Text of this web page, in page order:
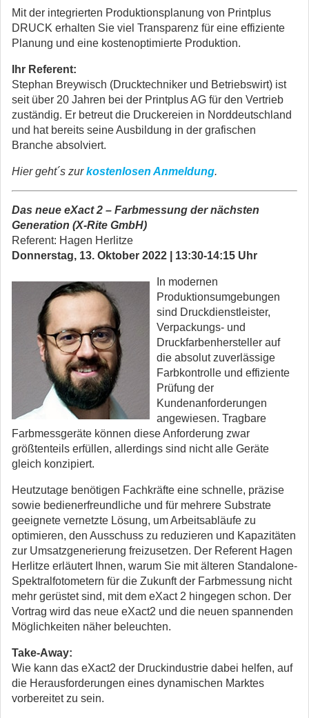
Mit der integrierten Produktionsplanung von Printplus
DRUCK erhalten Sie viel Transparenz für eine effiziente
Planung und eine kostenoptimierte Produktion.
Ihr Referent:
Stephan Breywisch (Drucktechniker und Betriebswirt) ist
seit über 20 Jahren bei der Printplus AG für den Vertrieb
zuständig. Er betreut die Druckereien in Norddeutschland
und hat bereits seine Ausbildung in der grafischen
Branche absolviert.
Hier geht´s zurkostenlosen Anmeldung.
Das neue eXact 2 – Farbmessung der nächsten
Generation (X-Rite GmbH)
Referent: Hagen Herlitze
Donnerstag, 13. Oktober 2022 | 13:30-14:15 Uhr
In modernen
Produktionsumgebungen
sind Druckdienstleister,
Verpackungs- und
Druckfarbenhersteller auf
die absolut zuverlässige
Farbkontrolle und effiziente
Prüfung der
Kundenanforderungen
angewiesen. Tragbare
Farbmessgeräte können diese Anforderung zwar
größtenteils erfüllen, allerdings sind nicht alle Geräte
gleich konzipiert.
Heutzutage benötigen Fachkräfte eine schnelle, präzise
sowie bedienerfreundliche und für mehrere Substrate
geeignete vernetzte Lösung, um Arbeitsabläufe zu
optimieren, den Ausschuss zu reduzieren und Kapazitäten
zur Umsatzgenerierung freizusetzen. Der Referent Hagen
Herlitze erläutert Ihnen, warum Sie mit älteren Standalone-
Spektralfotometern für die Zukunft der Farbmessung nicht
mehr gerüstet sind, mit dem eXact 2 hingegen schon. Der
Vortrag wird das neue eXact2 und die neuen spannenden
Möglichkeiten näher beleuchten.
Take-Away:
Wie kann das eXact2 der Druckindustrie dabei helfen, auf
die Herausforderungen eines dynamischen Marktes
vorbereitet zu sein.